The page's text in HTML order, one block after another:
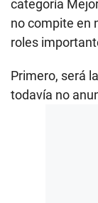
categoría
no compite en
roles
Primero, será
todavía no